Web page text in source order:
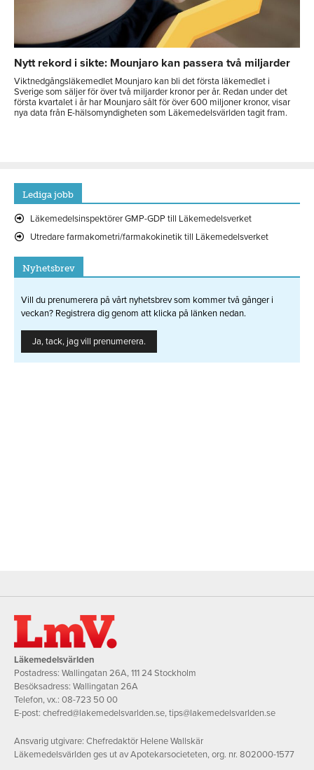
Nytt rekord i sikte: Mounjaro kan passera två miljarder
Viktnedgångsläkemedlet Mounjaro kan bli det första läkemedlet i
Sverige som säljer för över två miljarder kronor per år. Redan under det
första kvartalet i år har Mounjaro sålt för över 600 miljoner kronor, visar
nya data från E-hälsomyndigheten som Läkemedelsvärlden tagit fram.
Lediga jobb
Läkemedelsinspektörer GMP-GDP till Läkemedelsverket
Utredare farmakometri/farmakokinetik till Läkemedelsverket
Nyhetsbrev
Vill du prenumerera på vårt nyhetsbrev som kommer två gånger i
veckan? Registrera dig genom att klicka på länken nedan.
Ja, tack, jag vill prenumerera.
Läkemedelsvärlden
Postadress: Wallingatan 26A, 111 24 Stockholm
Besöksadress: Wallingatan 26A
Telefon, vx.: 08-723 50 00
E-post: chefred@lakemedelsvarlden.se,tips@lakemedelsvarlden.se
Ansvarig utgivare: Chefredaktör Helene Wallskär
Läkemedelsvärlden ges ut av Apotekarsocieteten, org. nr. 802000-1577